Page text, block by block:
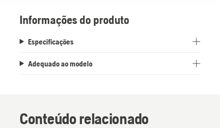
Informações do produto
Especificações
Adequado ao modelo
Conteúdo relacionado